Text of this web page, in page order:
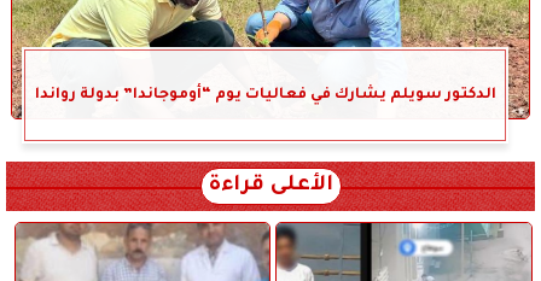
الدكتور سويلم يشارك في فعاليات يوم “أوموجاندا” بدولة رواندا
الأعلى قراءة